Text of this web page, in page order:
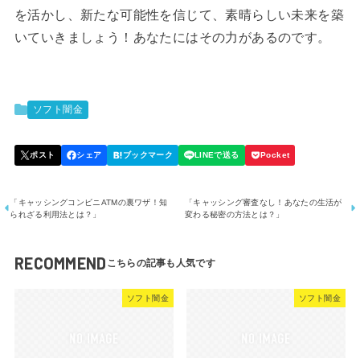
を活かし、新たな可能性を信じて、素晴らしい未来を築
いていきましょう！あなたにはその力があるのです。
ソフト闇金
「キャッシングコンビニATMの裏ワザ！知
られざる利用法とは？」
「キャッシング審査なし！あなたの生活が
変わる秘密の方法とは？」
RECOMMEND
ソフト闇金 ソフト闇金